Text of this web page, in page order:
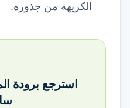
الكريهة من جذوره.
استرجع برودة